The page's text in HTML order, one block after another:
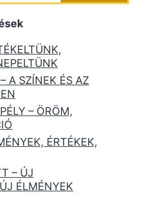
A SZÍNEK ÉS AZ
– ÖRÖM,
ÉRTÉKEK,
– ÚJ
ÉLMÉNYEK